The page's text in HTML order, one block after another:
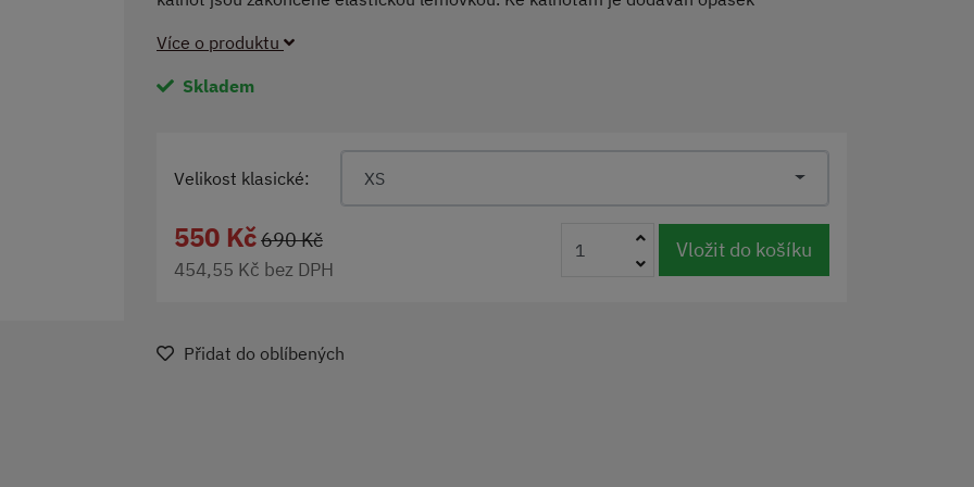
Více o produktu
Skladem
Velikost klasické: XS
550 Kč690 Kč
454,55 Kč bez DPH
Vložit do košíku
Přidat do oblíbených